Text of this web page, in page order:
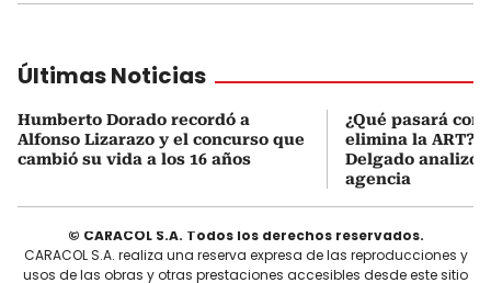
Últimas Noticias
Humberto Dorado recordó a
Alfonso Lizarazo y el concurso que
cambió su vida a los 16 años
¿Qué pasará con
elimina la ART?
Delgado analizó
agencia
© CARACOL S.A. Todos los derechos reservados.
CARACOL S.A. realiza una reserva expresa de las reproducciones y
usos de las obras y otras prestaciones accesibles desde este sitio